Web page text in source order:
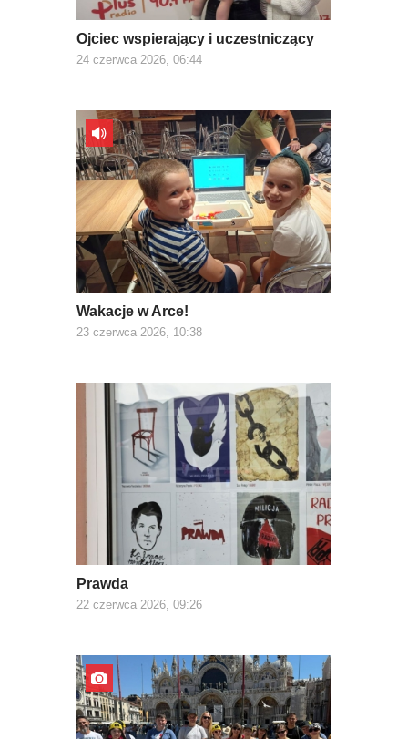
Ojciec wspierający i uczestniczący
24 czerwca 2026, 06:44
Wakacje w Arce!
23 czerwca 2026, 10:38
Prawda
22 czerwca 2026, 09:26